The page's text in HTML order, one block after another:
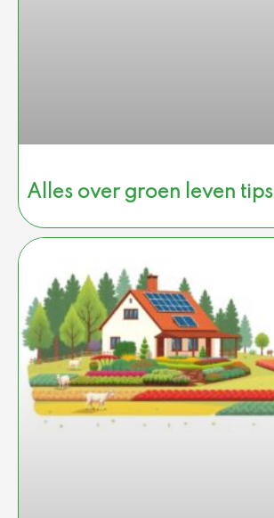
Alles over groen leven tips